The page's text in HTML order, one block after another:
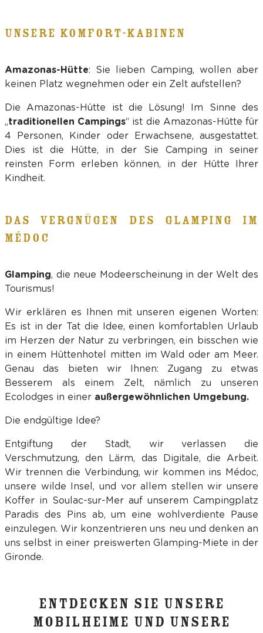
UNSERE KOMFORT-KABINEN
Amazonas-Hütte: Sie lieben Camping, wollen aber
keinen Platz wegnehmen oder ein Zelt aufstellen?
Die Amazonas-Hütte ist die Lösung! Im Sinne des
„traditionellen Campings“ ist die Amazonas-Hütte für
4 Personen, Kinder oder Erwachsene, ausgestattet.
Dies ist die Hütte, in der Sie Camping in seiner
reinsten Form erleben können, in der Hütte Ihrer
Kindheit.
DAS VERGNÜGEN DES GLAMPING IM
MÉDOC
Glamping, die neue Modeerscheinung in der Welt des
Tourismus!
Wir erklären es Ihnen mit unseren eigenen Worten:
Es ist in der Tat die Idee, einen komfortablen Urlaub
im Herzen der Natur zu verbringen, ein bisschen wie
in einem Hüttenhotel mitten im Wald oder am Meer.
Genau das bieten wir Ihnen: Zugang zu etwas
Besserem als einem Zelt, nämlich zu unseren
Ecolodges in einer außergewöhnlichen Umgebung.
Die endgültige Idee?
Entgiftung der Stadt, wir verlassen die
Verschmutzung, den Lärm, das Digitale, die Arbeit.
Wir trennen die Verbindung, wir kommen ins Médoc,
unsere wilde Insel, und vor allem stellen wir unsere
Koffer in Soulac-sur-Mer auf unserem Campingplatz
Paradis des Pins ab, um eine wohlverdiente Pause
einzulegen. Wir konzentrieren uns neu und denken an
uns selbst in einer preiswerten Glamping-Miete in der
Gironde.
ENTDECKEN SIE UNSERE
MOBILHEIME UND UNSERE